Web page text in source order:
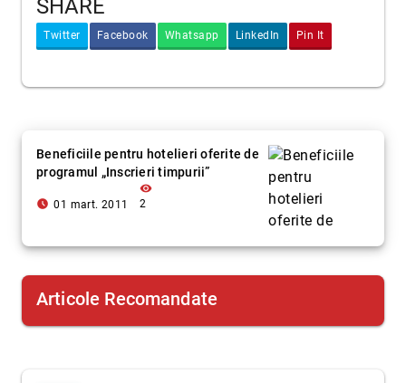
SHARE
Twitter Facebook Whatsapp LinkedIn Pin It
Beneficiile pentru hotelieri oferite de
programul „Inscrieri timpurii”
access_time_filled 01 mart. 2011
visibility
2
Articole Recomandate